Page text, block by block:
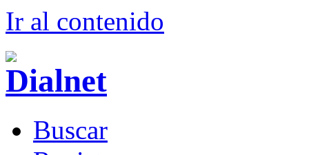
Ir al contenido
Buscar